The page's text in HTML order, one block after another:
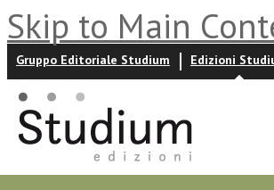
Skip to Main
Gruppo Editoriale Studium Edizioni